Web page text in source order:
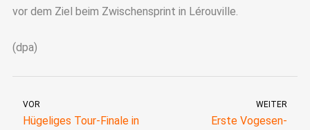
vor dem Ziel beim Zwischensprint in Lérouville.
(dpa)
VOR
Hügeliges Tour-Finale in
WEITER
Erste Vogesen-